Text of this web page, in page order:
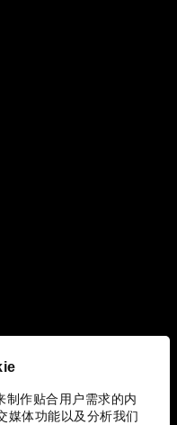
作贴合用户需求的内
媒体功能以及分析我们